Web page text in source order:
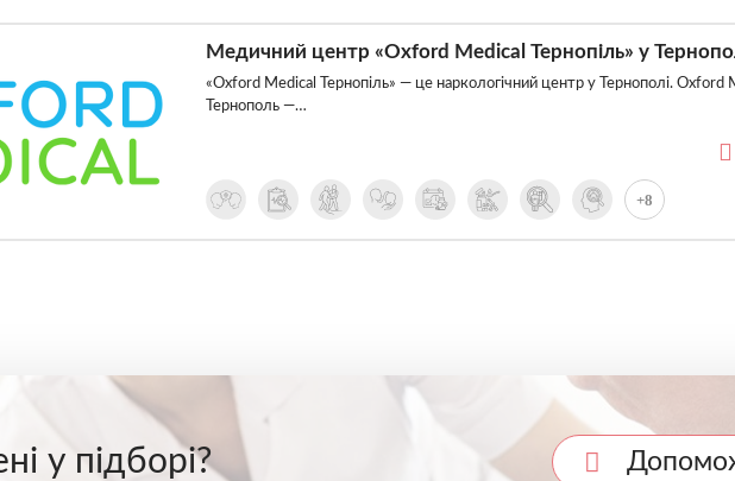
Медичний центр «Oxford Medical Тернопіль» у
«Oxford Medical Тернопіль» — це наркологічний центр у Тернополі. Oxford
Тернополь —…
+8
у підборі?